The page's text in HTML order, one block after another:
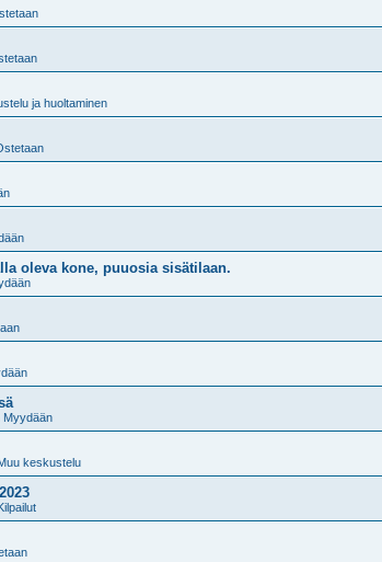
ja huoltaminen
oleva kone, puuosia sisätilaan.
Myydään
keskustelu